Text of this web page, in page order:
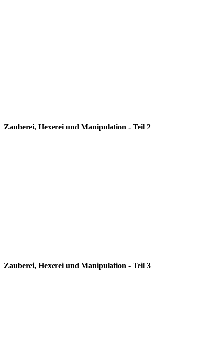
Zauberei, Hexerei und Manipulation - Teil 2
Zauberei, Hexerei und Manipulation - Teil 3